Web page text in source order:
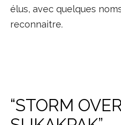
élus, avec quelques
reconnaitre.
“STORM